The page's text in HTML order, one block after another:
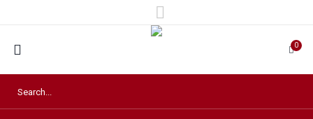
0